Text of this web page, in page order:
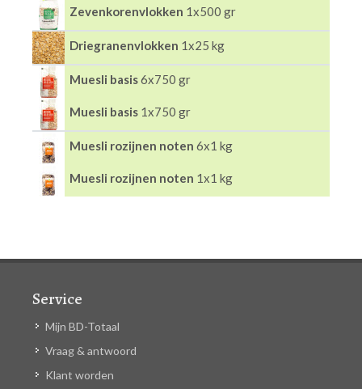
Zevenkorenvlokken 1x500 gr
Driegranenvlokken 1x25 kg
Muesli basis6x750 gr
Muesli basis 1x750 gr
Muesli rozijnen noten 6x1 kg
Muesli rozijnen noten 1x1 kg
Service
Mijn BD-Totaal
Vraag & antwoord
Klant worden